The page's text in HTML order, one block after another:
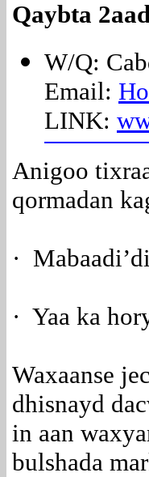
Qaybta
W/Q:
Email:
LINK:
Anigoo
qormadan
·
· Yaa ka
Waxaanse
dhisnayd
in aan
bulshada